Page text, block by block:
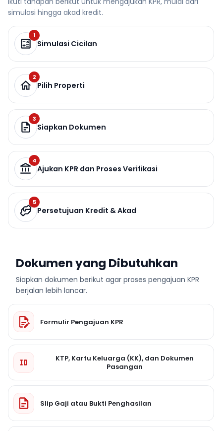
simulasi hingga akad kredit.
1
Simulasi Cicilan
2
Pilih Properti
3
Siapkan Dokumen
4
Ajukan KPR dan Proses Verifikasi
5
Persetujuan Kredit & Akad
Dokumen yang Dibutuhkan
Siapkan dokumen berikut agar proses pengajuan KPR
berjalan lebih lancar.
Formulir Pengajuan KPR
KTP, Kartu Keluarga (KK), dan Dokumen
Pasangan
Slip Gaji atau Bukti Penghasilan